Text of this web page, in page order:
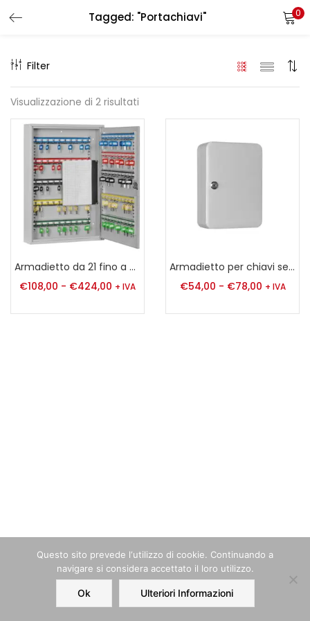
Tagged: "Portachiavi" 0
Home Order Account
Filter
Visualizzazione di 2 risultati
Armadietto da 21 fino a 300 portachiavi Serie S
€108,00 - €424,00 + IVA
Armadietto per chiavi serie SK
€54,00 - €78,00 + IVA
LOGIN
Enter your username and password to login.
Remember me
Lost password?
Questo sito prevede l‘utilizzo di cookie. Continuando a
navigare si considera accettato il loro utilizzo.
Ok Ulteriori Informazioni